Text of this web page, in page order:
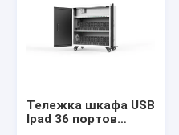
Тележка шкафа USB
Ipad 36 портов